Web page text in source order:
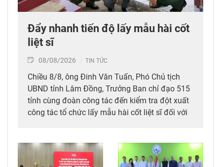
Đẩy nhanh tiến độ lấy mẫu hài cốt
liệt sĩ
08/08/2026 TIN TỨC
Chiều 8/8, ông Đinh Văn Tuấn, Phó Chủ tịch
UBND tỉnh Lâm Đồng, Trưởng Ban chỉ đạo 515
tỉnh cùng đoàn công tác đến kiểm tra đột xuất
công tác tổ chức lấy mẫu hài cốt liệt sĩ đối với
thời tặng quà cho cán bộ, chiến sĩ tham gia
công tác lấy mẫu tại đây.